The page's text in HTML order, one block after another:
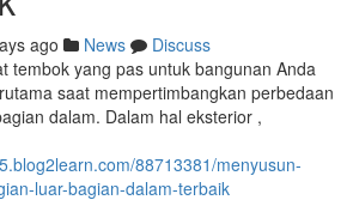
ago News
Discuss
tembok yang pas untuk bangunan Anda
saat mempertimbangkan perbedaan
dalam. Dalam hal eksterior ,
88713381/menyusun-
luar-bagian-dalam-terbaik